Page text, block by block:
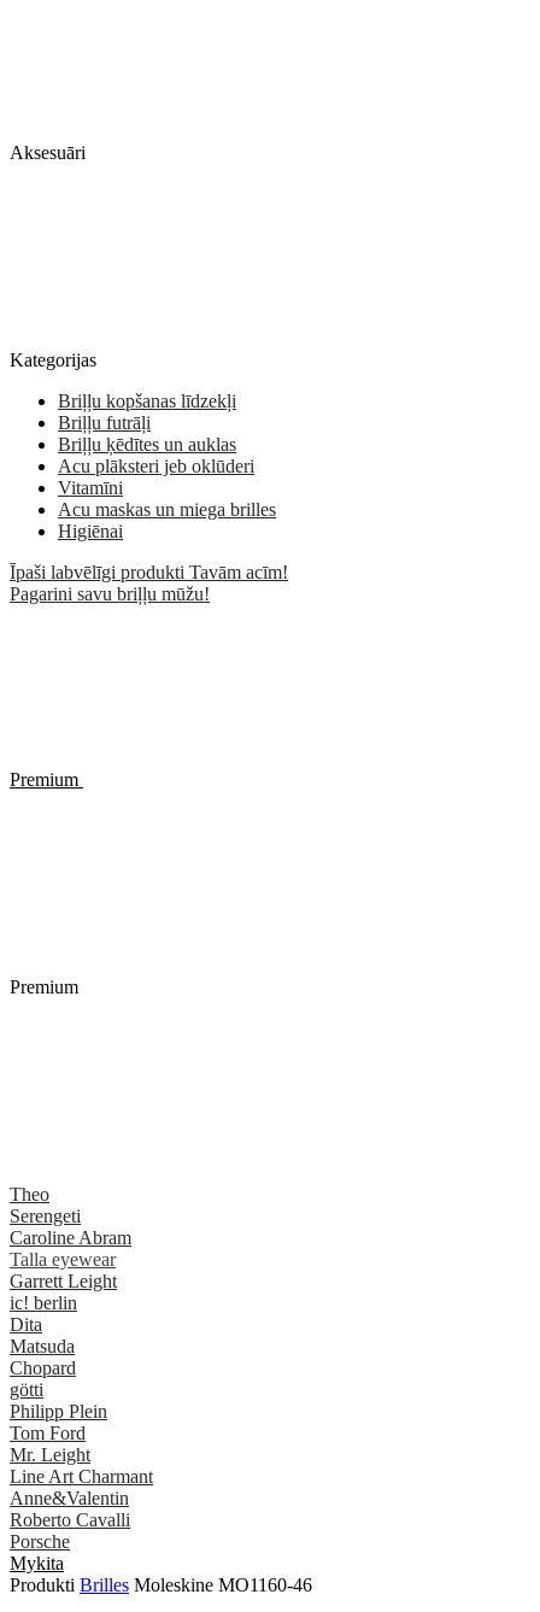
Aksesuāri
Kategorijas
Briļļu kopšanas līdzekļi
Briļļu futrāļi
Briļļu ķēdītes un auklas
Acu plāksteri jeb oklūderi
Vitamīni
Acu maskas un miega brilles
Higiēnai
Īpaši labvēlīgi produkti Tavām acīm!
Pagarini savu briļļu mūžu!
Premium
Premium
Theo
Serengeti
Caroline Abram
Talla eyewear
Garrett Leight
ic! berlin
Dita
Matsuda
Chopard
götti
Philipp Plein
Tom Ford
Mr. Leight
Line Art Charmant
Anne&Valentin
Roberto Cavalli
Porsche
Mykita
Produkti Brilles Moleskine MO1160-46